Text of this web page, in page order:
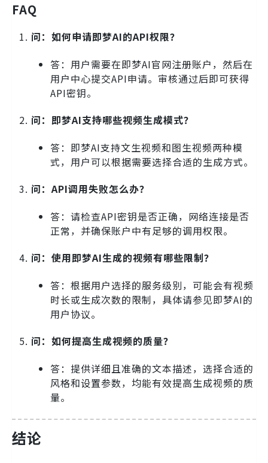
FAQ
问：如何申请即梦AI的API权限？
答：用户需要在即梦AI官网注册账户，然后在
用户中心提交API申请。审核通过后即可获得
API密钥。
问：即梦AI支持哪些视频生成模式？
答：即梦AI支持文生视频和图生视频两种模
式，用户可以根据需要选择合适的生成方式。
问：API调用失败怎么办？
答：请检查API密钥是否正确，网络连接是否
正常，并确保账户中有足够的调用权限。
问：使用即梦AI生成的视频有哪些限制？
答：根据用户选择的服务级别，可能会有视频
时长或生成次数的限制，具体请参见即梦AI的
用户协议。
问：如何提高生成视频的质量？
答：提供详细且准确的文本描述，选择合适的
风格和设置参数，均能有效提高生成视频的质
量。
结论